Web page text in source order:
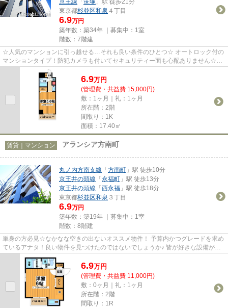
東京都杉並区和泉 ４丁目
6.9万円
築年数：築34年 ｜募集中： 1室
階数：7階建
☆人気のマンションに引っ越せる…それも良い条件のひとつ☆ オートロック付の
マンションタイプ！防犯カメラも付いてセキュリティー面も心配ありません☆そ
の他にもマンションタイプだから...
6.9万円
(管理費・共益費 15,000円)
敷：1ヶ月｜礼：1ヶ月
所在階：2階
間取り：1K
面積：17.40㎡
賃貸｜マンション アランシア方南町
丸ノ内方南支線 「方南町 」駅 徒歩10分
京王井の頭線 「永福町 」駅 徒歩13分
京王井の頭線 「西永福 」駅 徒歩18分
東京都杉並区和泉 ３丁目
6.9万円
築年数：築19年 ｜募集中： 1室
階数：8階建
単身の方必見☆なかなな空きの出ないオススメ物件！ 予算内かつグレードを求め
ているアナタ！良い物件を見つけたのではないでしょうか♪ 皆が好きな設備が盛
りだくさんです☆彡初期費用が...
6.9万円
(管理費・共益費 11,000円)
敷：0ヶ月｜礼：1ヶ月
所在階：2階
間取り：1R